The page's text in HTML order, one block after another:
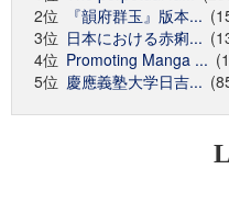
2位
『韻府群玉』版本...
3位 日本における赤痢...
4位 Promoting Manga ...
5位 慶應義塾大学日吉...